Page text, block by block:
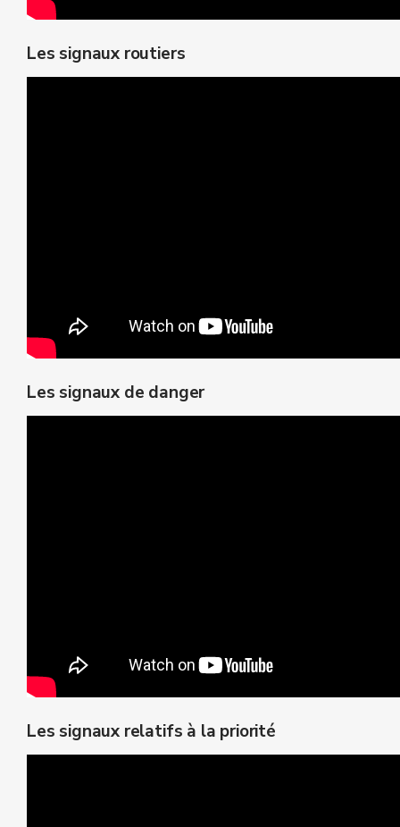
Les signaux routiers
Les signaux de danger
Les signaux relatifs à la priorité